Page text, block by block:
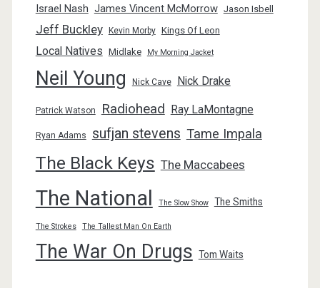
Israel Nash James Vincent McMorrow Jason Isbell
Jeff Buckley Kevin Morby Kings Of Leon
Local Natives Midlake My Morning Jacket
Neil Young Nick Cave Nick Drake
Patrick Watson Radiohead Ray LaMontagne
Ryan Adams sufjan stevens Tame Impala
The Black Keys The Maccabees
The National The Slow Show The Smiths
The Strokes The Tallest Man On Earth
The War On Drugs Tom Waits